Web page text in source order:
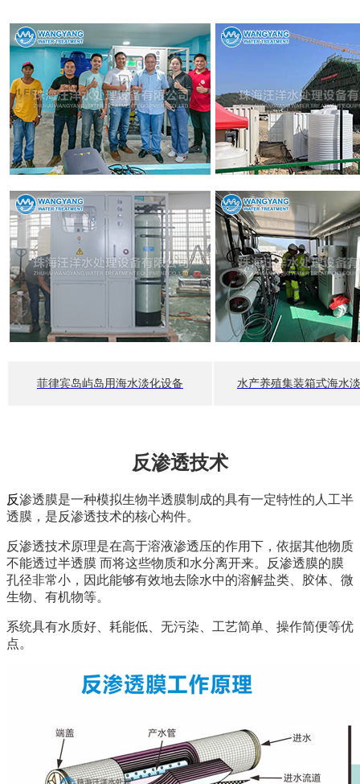
菲律宾岛屿岛用海水淡化设备 水产养殖集装箱式海水
反渗透技术
反渗透膜是一种模拟生物半透膜制成的具有一定特性的人工半
透膜，是反渗透技术的核心构件。
反渗透技术原理是在高于溶液渗透压的作用下，依据其他物质
不能透过半透膜 而将这些物质和水分离开来。反渗透膜的膜
孔径非常小，因此能够有效地去除水中的溶解盐类、胶体、微
生物、有机物等。
系统具有水质好、耗能低、无污染、工艺简单、操作简便等优
点。